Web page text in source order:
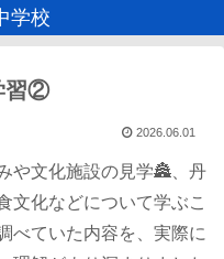
学校
習②
2026.06.01
や文化施設の見学🏯、丹
文化などについて学ぶこ
べていた内容を、実際に